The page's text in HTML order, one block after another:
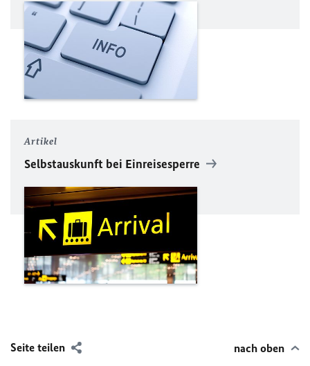
Artikel
Selbstauskunft bei Einreisesperre
Seite teilen nach oben